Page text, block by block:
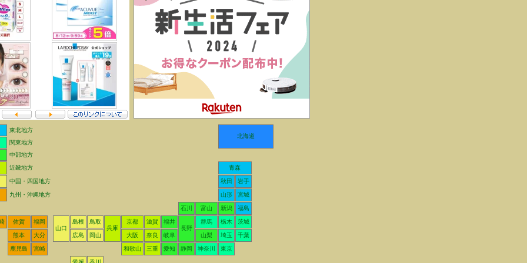
東北地方
北海道
関東地方
中部地方
近畿地方
青森
中国・四国地方 秋田 岩手
九州・沖縄地方 山形 宮城
石川 富山 新潟 福島
佐賀
福岡
山口
島根
鳥取
兵庫
京都 滋賀
福井
長野
群馬 栃木 茨城
熊本 大分 広島 岡山 大阪 奈良 岐阜 山梨 埼玉 千葉
鹿児島 宮崎 和歌山 三重 愛知 静岡 神奈川 東京